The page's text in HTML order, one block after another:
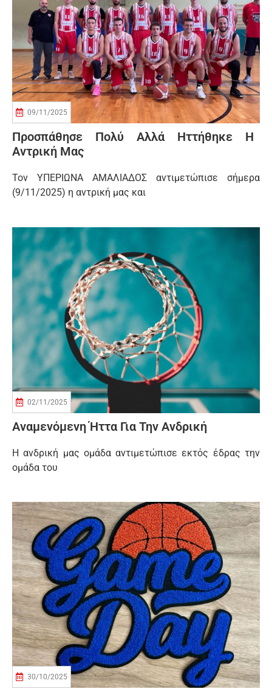
09/11/2025
Προσπάθησε Πολύ Αλλά Ηττήθηκε Η
Αντρική Μας
Τον ΥΠΕΡΙΩΝΑ ΑΜΑΛΙΑΔΟΣ αντιμετώπισε σήμερα
(9/11/2025) η αντρική μας και
02/11/2025
Αναμενόμενη Ήττα Για Την Ανδρική
Η ανδρική μας ομάδα αντιμετώπισε εκτός έδρας την
ομάδα του
30/10/2025